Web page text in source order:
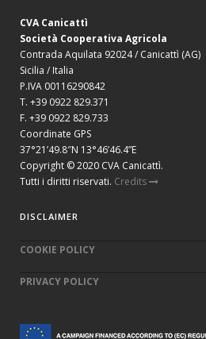
CVA Canicattì
Società Cooperativa Agricola
Contrada Aquilata 92024 / Canicattì (AG)
Sicilia / Italia
P.IVA 00116290842
T. +39 0922 829.371
F. +39 0922 829.733
Coordinate GPS
37°21’49.8″N 13°46’46.4”E
Copyright © 2020 CVA Canicattì.
Tutti i diritti riservati. Credits
DISCLAIMER
COOKIE POLICY
PRIVACY POLICY